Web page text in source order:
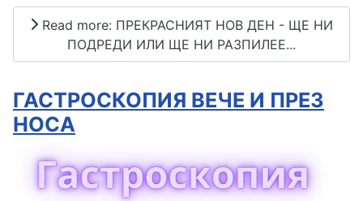
Read more: ПРЕКРАСНИЯТ НОВ ДЕН - ЩЕ НИ
ПОДРЕДИ ИЛИ ЩЕ НИ РАЗПИЛЕЕ...
ГАСТРОСКОПИЯ ВЕЧЕ И ПРЕЗ
НОСА